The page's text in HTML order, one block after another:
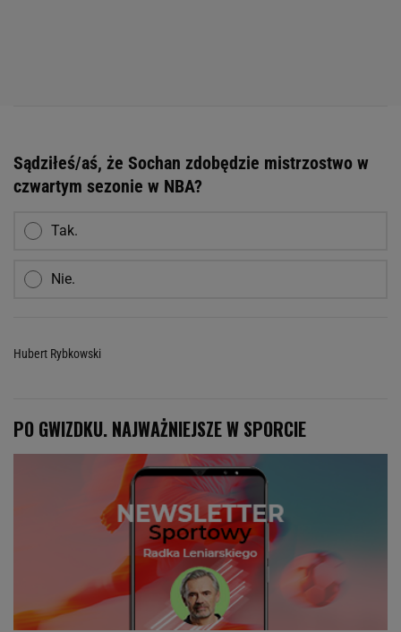
Sądziłeś/aś, że Sochan zdobędzie mistrzostwo w
czwartym sezonie w NBA?
Tak.
Nie.
Hubert Rybkowski